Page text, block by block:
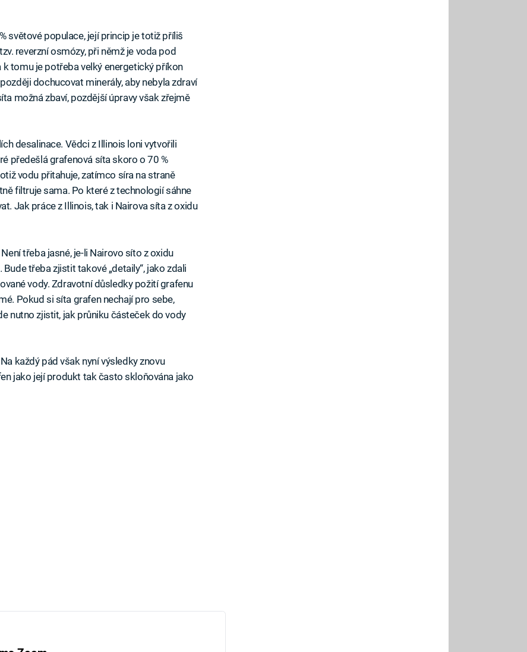
světové populace, její princip je totiž příliš
reverzní osmózy, při němž je voda pod
tomu je potřeba velký energetický příkon
dochucovat minerály, aby nebyla zdraví
možná zbaví, pozdější úpravy však zřejmě
desalinace. Vědci z Illinois loni vytvořili
předešlá grafenová síta skoro o 70 %
vodu přitahuje, zatímco síra na straně
filtruje sama. Po které z technologií sáhne
Jak práce z Illinois, tak i Nairova síta z oxidu
třeba jasné, je-li Nairovo síto z oxidu
třeba zjistit takové „detaily“, jako zdali
vody. Zdravotní důsledky požití grafenu
Pokud si síta grafen nechají pro sebe,
nutno zjistit, jak průniku částeček do vody
každý pád však nyní výsledky znovu
jako její produkt tak často skloňována jako